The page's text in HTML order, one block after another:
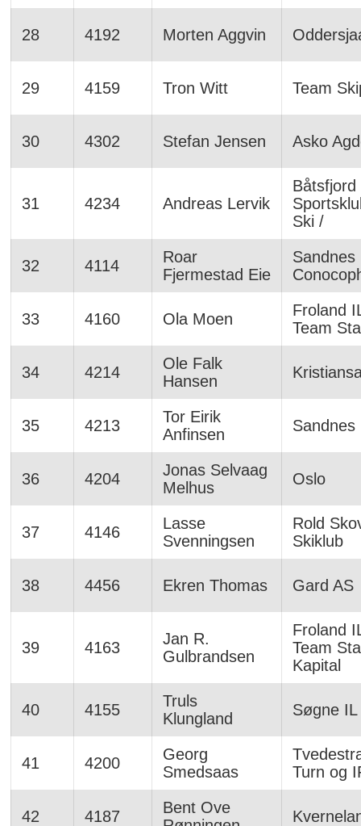
28 4192 Morten Aggvin
29 4159 Tron Witt Team
30 4302 Stefan Jensen Asko
31 4234 Andreas Lervik
Båtsfjord
Ski /
32 4114
Roar
Fjermestad Eie
Sandnes
33 4160 Ola Moen
Froland
Team
34 4214
Ole Falk
Hansen
35 4213
Tor Eirik
Anfinsen
Sandnes
36 4204
Jonas Selvaag
Melhus
Oslo
37 4146
Lasse
Svenningsen
Rold
Skiklub
38 4456 Ekren Thomas Gard AS
39 4163
Jan R.
Gulbrandsen
Froland
Team
Kapital
40 4155
Truls
Klungland
Søgne IL
41 4200
Georg
Smedsaas
Turn og
42 4187
Bent Ove